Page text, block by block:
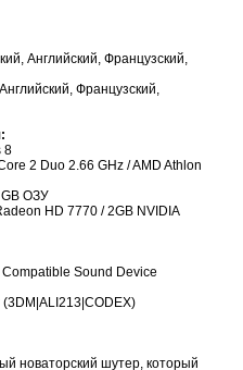
Английский, Французский,
Французский,
8
2 Duo 2.66 GHz / AMD Athlon
ОЗУ
HD 7770 / 2GB NVIDIA
Compatible Sound Device
(3DM|ALI213|CODEX)
новаторский шутер, который